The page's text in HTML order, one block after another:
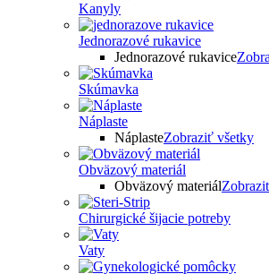
Kanyly
Jednorazové rukavice
Jednorazové rukavice
Skúmavka
Náplaste
NáplasteZobraziť všetky
Obväzový materiál
Obväzový materiál
Chirurgické šijacie potreby
Vaty